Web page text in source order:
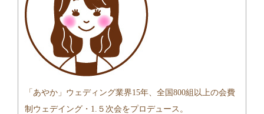
「あやか」ウェディング業界15年、全国800組以上の会費
制ウェデイング・1.５次会をプロデュース。